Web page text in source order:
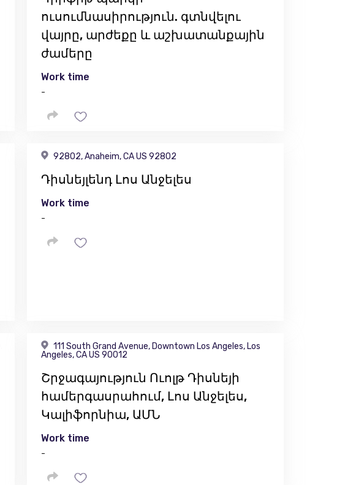
ուսումնասիրություն. գտնվելու
վայրը, արժեքը և աշխատանքային
ժամերը
Work time
-
92802, Anaheim, CA US 92802
Դիսնեյլենդ Լոս Անջելես
Work time
-
111 South Grand Avenue, Downtown Los Angeles, Los
Angeles, CA US 90012
Շրջագայություն Ուոլթ Դիսնեյի
համերգասրահում, Լոս Անջելես,
Կալիֆորնիա, ԱՄՆ
Work time
-